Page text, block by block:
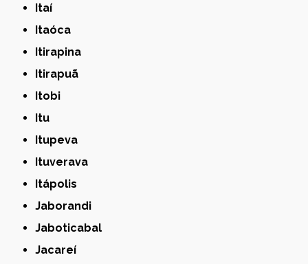
Itaí
Itaóca
Itirapina
Itirapuã
Itobi
Itu
Itupeva
Ituverava
Itápolis
Jaborandi
Jaboticabal
Jacareí